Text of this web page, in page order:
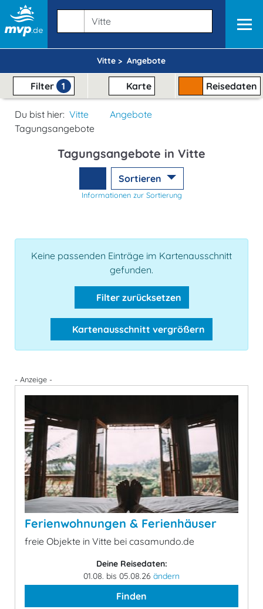
Vitte > Angebote
Filter 1 Karte Reisedaten
Du bist hier: Vitte
Angebote
Tagungsangebote
Tagungsangebote in Vitte
Sortieren
Informationen zur Sortierung
Keine passenden Einträge im Kartenausschnitt
gefunden.
Filter zurücksetzen
Kartenausschnitt vergrößern
- Anzeige -
Ferienwohnungen & Ferienhäuser
freie Objekte in Vitte bei casamundo.de
Deine Reisedaten:
01.08. bis 05.08.26 ändern
Finden